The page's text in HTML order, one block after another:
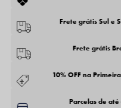
Frete grátis Sul e
Frete grátis
10% OFF na
Parcelas de